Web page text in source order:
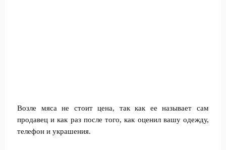
Возле мяса не стоит цена, так как ее называет сам
продавец и как раз после того, как оценил вашу одежду,
телефон и украшения.